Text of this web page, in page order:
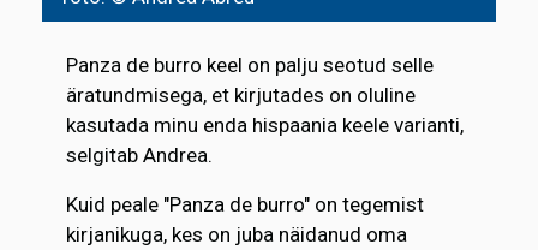
Panza de burro keel on palju seotud selle
äratundmisega, et kirjutades on oluline
kasutada minu enda hispaania keele varianti,
selgitab Andrea.
Kuid peale "Panza de burro" on tegemist
kirjanikuga, kes on juba näidanud oma